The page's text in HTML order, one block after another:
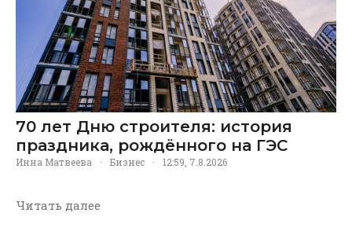
70 лет Дню строителя: история
праздника, рождённого на ГЭС
Инна Матвеева · Бизнес · 12:59, 7.8.2026
Читать далее